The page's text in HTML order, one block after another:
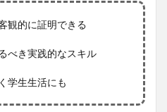
観的に証明できる
べき実践的なスキル
学生生活にも